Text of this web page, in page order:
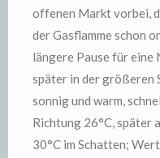
offenen Markt vorbei,
der Gasflamme schon
längere Pause für eine
später in der größeren
sonnig und warm,
Richtung 26°C, später
30°C im Schatten;